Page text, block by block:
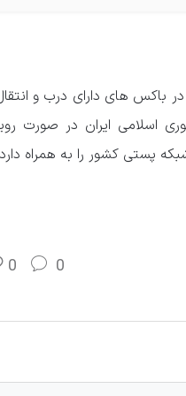
باکس های دارای درب و
ایران در صورت
پستی کشور را به همراه
0 0